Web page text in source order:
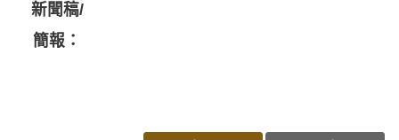
新聞稿/
簡報：